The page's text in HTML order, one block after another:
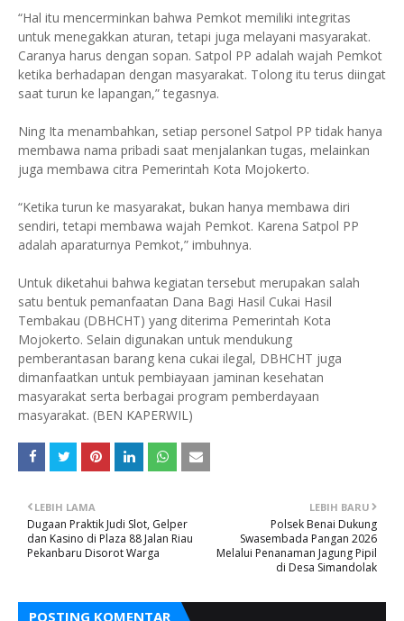
“Hal itu mencerminkan bahwa Pemkot memiliki integritas
untuk menegakkan aturan, tetapi juga melayani masyarakat.
Caranya harus dengan sopan. Satpol PP adalah wajah Pemkot
ketika berhadapan dengan masyarakat. Tolong itu terus diingat
saat turun ke lapangan,” tegasnya.
Ning Ita menambahkan, setiap personel Satpol PP tidak hanya
membawa nama pribadi saat menjalankan tugas, melainkan
juga membawa citra Pemerintah Kota Mojokerto.
“Ketika turun ke masyarakat, bukan hanya membawa diri
sendiri, tetapi membawa wajah Pemkot. Karena Satpol PP
adalah aparaturnya Pemkot,” imbuhnya.
Untuk diketahui bahwa kegiatan tersebut merupakan salah
satu bentuk pemanfaatan Dana Bagi Hasil Cukai Hasil
Tembakau (DBHCHT) yang diterima Pemerintah Kota
Mojokerto. Selain digunakan untuk mendukung
pemberantasan barang kena cukai ilegal, DBHCHT juga
dimanfaatkan untuk pembiayaan jaminan kesehatan
masyarakat serta berbagai program pemberdayaan
masyarakat. (BEN KAPERWIL)
LEBIH BARU
Polsek Benai Dukung
Swasembada Pangan 2026
Melalui Penanaman Jagung Pipil
di Desa Simandolak
LEBIH LAMA
Dugaan Praktik Judi Slot, Gelper
dan Kasino di Plaza 88 Jalan Riau
Pekanbaru Disorot Warga
POSTING KOMENTAR